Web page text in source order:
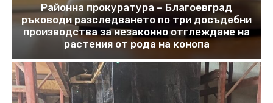
Районна прокуратура – Благоевград
ръководи разследването по три досъдебни
производства за незаконно отглеждане на
растения от рода на конопа